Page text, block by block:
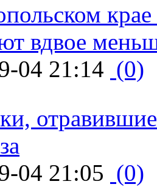
вдвое
04 21:14 (0)
04 21:05 (0)